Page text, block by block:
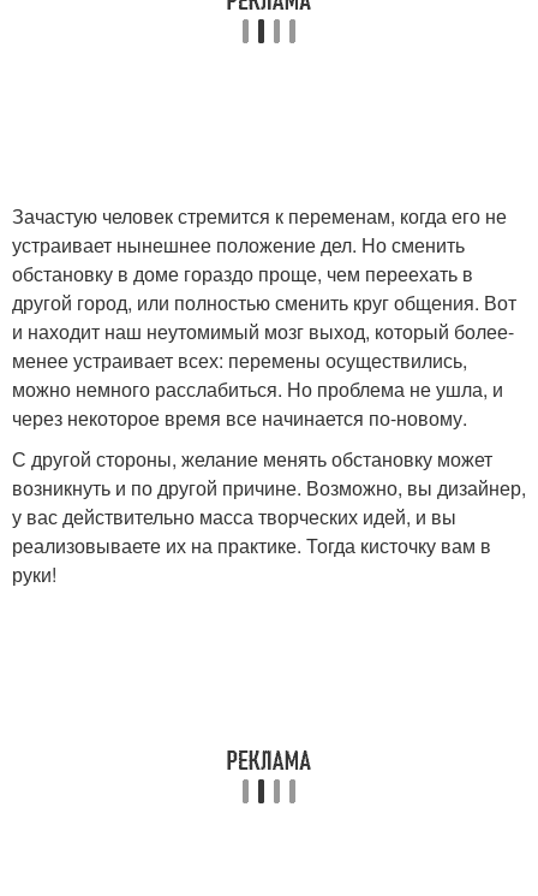
Зачастую человек стремится к переменам, когда его не
устраивает нынешнее положение дел. Но сменить
обстановку в доме гораздо проще, чем переехать в
другой город, или полностью сменить круг общения. Вот
и находит наш неутомимый мозг выход, который более-
менее устраивает всех: перемены осуществились,
можно немного расслабиться. Но проблема не ушла, и
через некоторое время все начинается по-новому.
С другой стороны, желание менять обстановку может
возникнуть и по другой причине. Возможно, вы дизайнер,
у вас действительно масса творческих идей, и вы
реализовываете их на практике. Тогда кисточку вам в
руки!